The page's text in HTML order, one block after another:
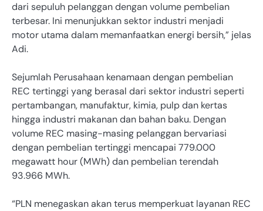
dari sepuluh pelanggan dengan volume pembelian
terbesar. Ini menunjukkan sektor industri menjadi
motor utama dalam memanfaatkan energi bersih,” jelas
Adi.
Sejumlah Perusahaan kenamaan dengan pembelian
REC tertinggi yang berasal dari sektor industri seperti
pertambangan, manufaktur, kimia, pulp dan kertas
hingga industri makanan dan bahan baku. Dengan
volume REC masing-masing pelanggan bervariasi
dengan pembelian tertinggi mencapai 779.000
megawatt hour (MWh) dan pembelian terendah
93.966 MWh.
“PLN menegaskan akan terus memperkuat layanan REC